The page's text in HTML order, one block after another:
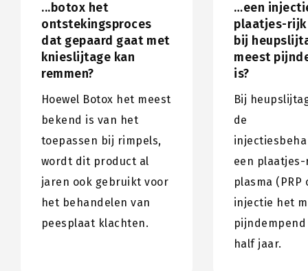
...botox het
ontstekingsproces
dat gepaard gaat met
knieslijtage kan
remmen?
Hoewel Botox het meest
bekend is van het
toepassen bij rimpels,
wordt dit product al
jaren ook gebruikt voor
het behandelen van
peesplaat klachten.
…een
plaatjes-rijk
bij
meest
is?
Bij
de
een
plasma (PRP
injectie het
half jaar.